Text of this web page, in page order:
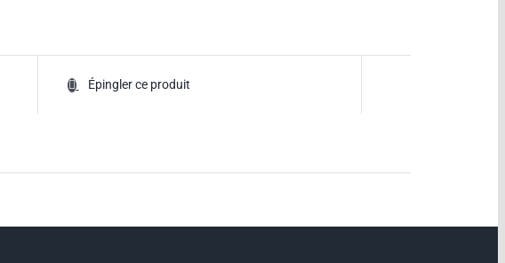
Épingler ce produit